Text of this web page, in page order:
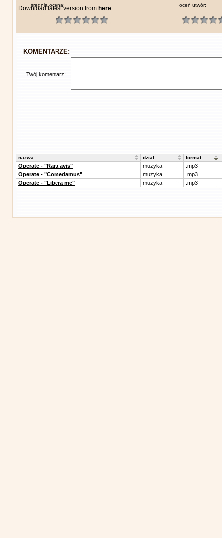
Download latest version from here
średnia ocena: oceń utwór:
KOMENTARZE:
Twój komentarz:
nazwa dział format
Operate - "Rara avis" muzyka
.mp3
Operate - "Comedamus"
muzyka
.mp3
Operate - "Libera me"
muzyka .mp3